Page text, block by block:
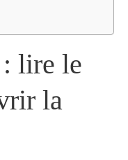
lire le
la